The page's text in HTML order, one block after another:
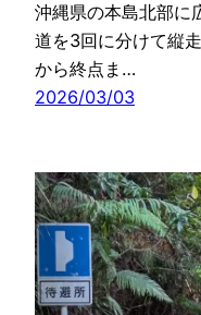
沖縄県の本島北部に
道を3回に分けて縦
から終点ま…
2026/03/03